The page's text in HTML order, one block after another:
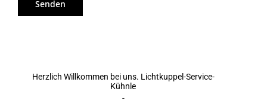
Herzlich Willkommen bei uns. Lichtkuppel-Service-
Kühnle
-